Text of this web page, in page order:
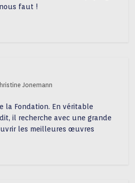
faut !
Jonemann
la Fondation. En véritable
il recherche avec une grande
les meilleures œuvres